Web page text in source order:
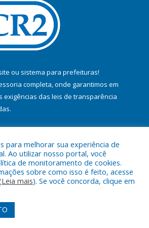
ou sistema para prefeituras!
completa, onde garantimos em
exigências das leis de transparência
a Prefeitura Municipal de Jacundá.
Área Administrativa
para melhorar sua experiência de
Ao utilizar nosso portal, você
de monitoramento de cookies.
sobre como isso é feito, acesse
Leia mais). Se você concorda, clique em